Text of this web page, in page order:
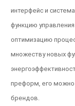
интерфейс и
функцию
оптимизацию
множеству новых
преформ, его можно
брендов.